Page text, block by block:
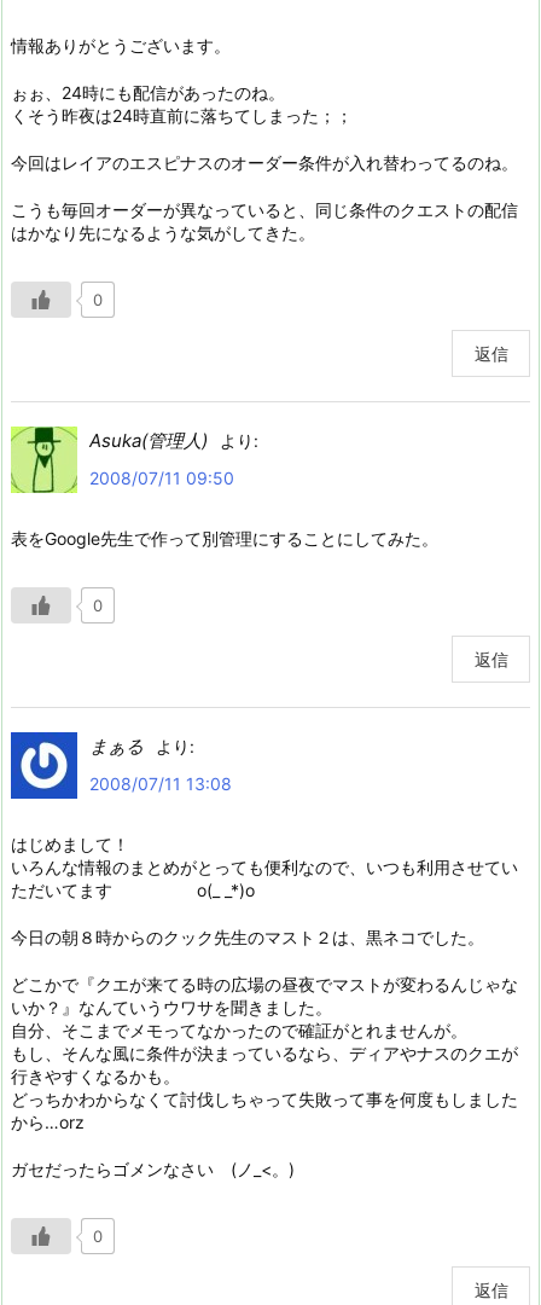
情報ありがとうございます。
ぉぉ、24時にも配信があったのね。
くそう昨夜は24時直前に落ちてしまった；；
今回はレイアのエスピナスのオーダー条件が入れ替わってるのね。
こうも毎回オーダーが異なっていると、同じ条件のクエストの配信
はかなり先になるような気がしてきた。
0
返信
Asuka(管理人)
より:
2008/07/11 09:50
表をGoogle先生で作って別管理にすることにしてみた。
0
返信
まぁる
より:
2008/07/11 13:08
はじめまして！
いろんな情報のまとめがとっても便利なので、いつも利用させてい
ただいてます o(_ _*)o
今日の朝８時からのクック先生のマスト２は、黒ネコでした。
どこかで『クエが来てる時の広場の昼夜でマストが変わるんじゃな
いか？』なんていうウワサを聞きました。
自分、そこまでメモってなかったので確証がとれませんが。
もし、そんな風に条件が決まっているなら、ディアやナスのクエが
行きやすくなるかも。
どっちかわからなくて討伐しちゃって失敗って事を何度もしました
から…orz
ガセだったらゴメンなさい (ノ_<。)
0
返信